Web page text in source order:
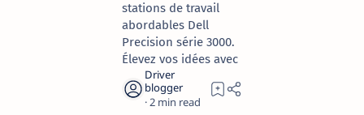
stations de travail
abordables Dell
Precision série 3000.
Élevez vos idées avec
2